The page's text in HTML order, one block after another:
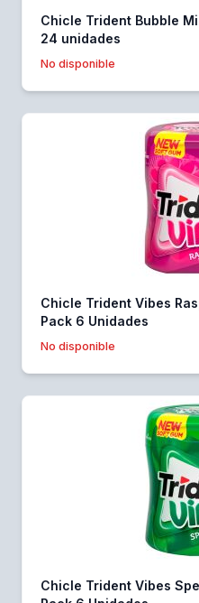
Chicle Trident Bubble
24 unidades
No disponible
Chicle Trident Vibes
Pack 6 Unidades
No disponible
Chicle Trident Vibes